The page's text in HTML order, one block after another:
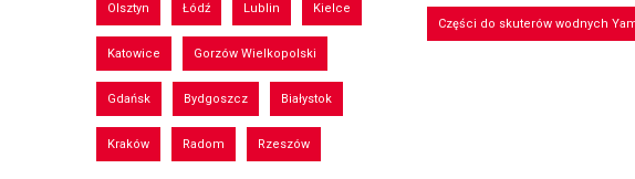
Olsztyn Łódź Lublin Kielce
Katowice Gorzów Wielkopolski
Gdańsk Bydgoszcz Białystok
Kraków Radom Rzeszów
Części do skuterów wodnych